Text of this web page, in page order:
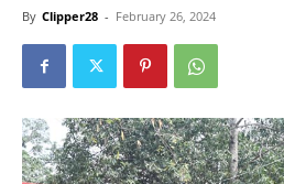
By Clipper28 - February 26, 2024